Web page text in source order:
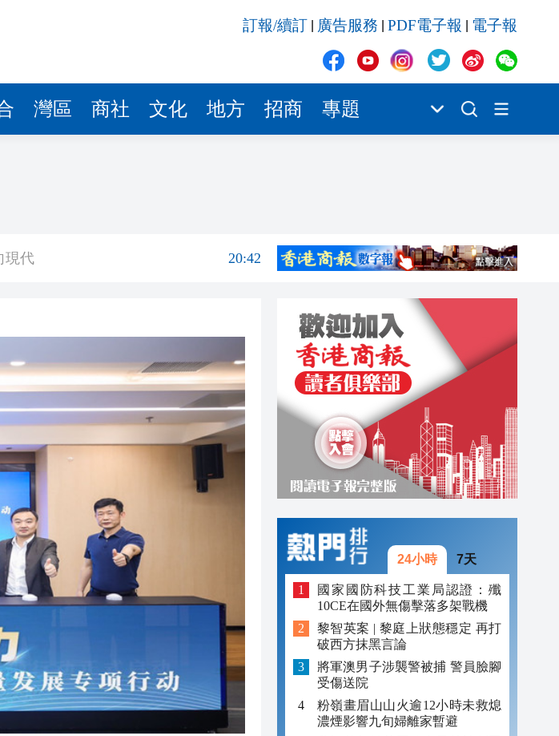
訂報/續訂 廣告服務 PDF電子報 電子報
灣區 商社 文化 地方 招商 專題
20:42
20:40
妄想輕判
現代
20:42
20:39
20:34
能妄想輕判
21:08
現代
20:39
24小時 7天
國家國防科技工業局認證：殲
10CE在國外無傷擊落多架戰機
黎智英案 | 黎庭上狀態穩定 再打
破西方抹黑言論
將軍澳男子涉襲警被捕 警員臉腳
受傷送院
粉嶺畫眉山山火逾12小時未救熄
濃煙影響九旬婦離家暫避